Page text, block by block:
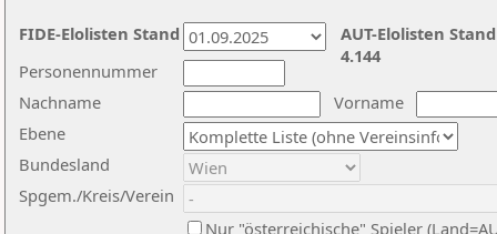
Nachname
Vorname
Ebene
Personennummer
Bundesland
Spgem./Kreis/Verein
Nur "österreichische" Spieler
AUT-Elolisten
4.144
FIDE-Elolisten Stand